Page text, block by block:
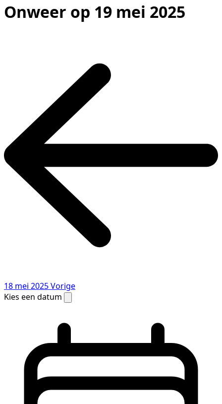
Onweer op 19 mei 2025
18 mei 2025Vorige
Kies een datum